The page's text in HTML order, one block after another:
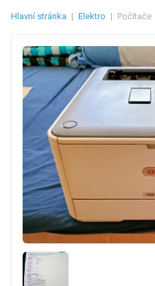
Hlavní stránka | Elektro | Počítače